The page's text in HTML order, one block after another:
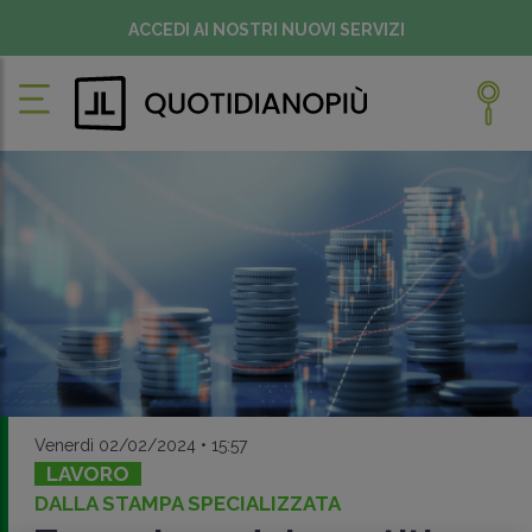
ACCEDI AI NOSTRI NUOVI SERVIZI
Venerdì 02/02/2024 • 15:57
LAVORO
DALLA STAMPA SPECIALIZZATA